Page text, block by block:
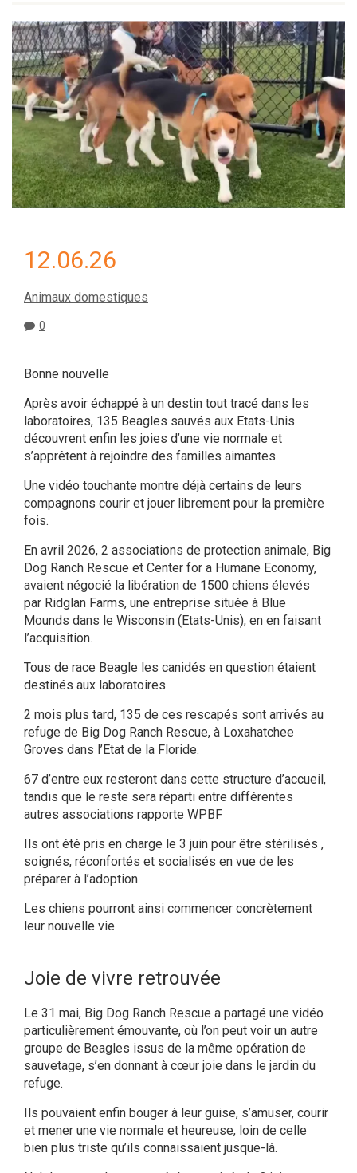
12.06.26
Animaux domestiques
0
Bonne nouvelle
Après avoir échappé à un destin tout tracé dans les
laboratoires, 135 Beagles sauvés aux Etats-Unis
découvrent enfin les joies d’une vie normale et
s’apprêtent à rejoindre des familles aimantes.
Une vidéo touchante montre déjà certains de leurs
compagnons courir et jouer librement pour la première
fois.
En avril 2026, 2 associations de protection animale, Big
Dog Ranch Rescue et Center for a Humane Economy,
avaient négocié la libération de 1500 chiens élevés
par Ridglan Farms, une entreprise située à Blue
Mounds dans le Wisconsin (Etats-Unis), en en faisant
l’acquisition.
Tous de race Beagle les canidés en question étaient
destinés aux laboratoires
2 mois plus tard, 135 de ces rescapés sont arrivés au
refuge de Big Dog Ranch Rescue, à Loxahatchee
Groves dans l’Etat de la Floride.
67 d’entre eux resteront dans cette structure d’accueil,
tandis que le reste sera réparti entre différentes
autres associations rapporte WPBF
Ils ont été pris en charge le 3 juin pour être stérilisés ,
soignés, réconfortés et socialisés en vue de les
préparer à l’adoption.
Les chiens pourront ainsi commencer concrètement
leur nouvelle vie
Joie de vivre retrouvée
Le 31 mai, Big Dog Ranch Rescue a partagé une vidéo
particulièrement émouvante, où l’on peut voir un autre
groupe de Beagles issus de la même opération de
sauvetage, s’en donnant à cœur joie dans le jardin du
refuge.
Ils pouvaient enfin bouger à leur guise, s’amuser, courir
et mener une vie normale et heureuse, loin de celle
bien plus triste qu’ils connaissaient jusque-là.